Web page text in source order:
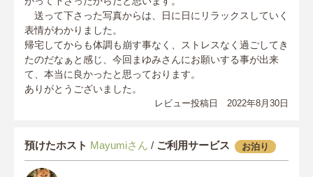
送って下さった写真からは、日に日にリラックスしていく
表情がわかりました。
帰宅してからも体調も崩す事なく、ストレスなく過ごしてき
たのだなぁと感じ、今回まゆみさんにお願いする事が出来
て、本当に良かったと思っております。
ありがとうございました。
レビュー投稿日 2022年8月30日
預けたホスト Mayumiさん / ご利用サービス お泊り